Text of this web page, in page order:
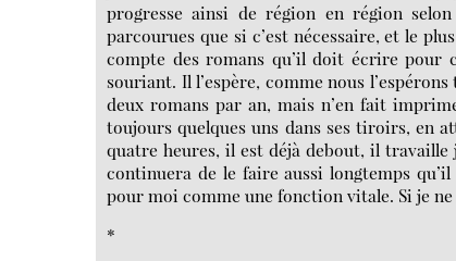
progresse ainsi de région en région
parcourues que si c’est nécessaire, et le
compte des romans qu’il doit écrire
souriant. Il l’espère, comme nous
deux romans par an, mais n’en fait
toujours quelques uns dans ses tiroirs, en
quatre heures, il est déjà debout, il travaille
continuera de le faire aussi longtemps
pour moi comme une fonction vitale. Si je
*